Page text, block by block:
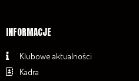
INFORMACJE
Klubowe aktualności
Kadra